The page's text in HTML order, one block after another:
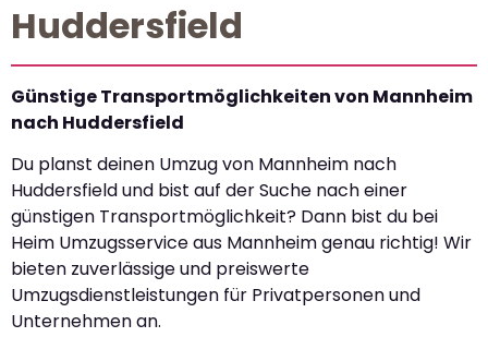
Huddersfield
Günstige Transportmöglichkeiten von Mannheim
nach Huddersfield
Du planst deinen Umzug von Mannheim nach
Huddersfield und bist auf der Suche nach einer
günstigen Transportmöglichkeit? Dann bist du bei
Heim Umzugsservice aus Mannheim genau richtig! Wir
bieten zuverlässige und preiswerte
Umzugsdienstleistungen für Privatpersonen und
Unternehmen an.